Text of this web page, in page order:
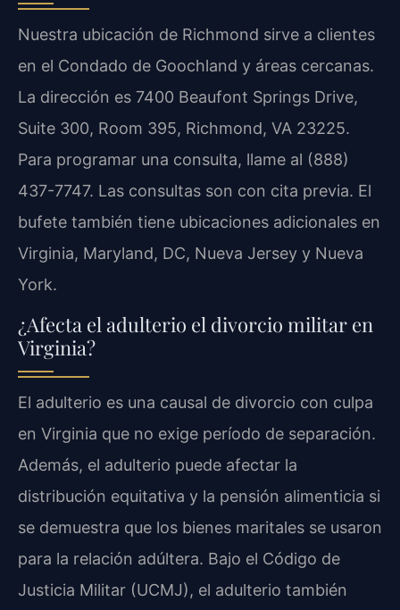
Nuestra ubicación de Richmond sirve a clientes
en el Condado de Goochland y áreas cercanas.
La dirección es 7400 Beaufont Springs Drive,
Suite 300, Room 395, Richmond, VA 23225.
Para programar una consulta, llame al (888)
437-7747. Las consultas son con cita previa. El
bufete también tiene ubicaciones adicionales en
Virginia, Maryland, DC, Nueva Jersey y Nueva
York.
¿Afecta el adulterio el divorcio militar en
Virginia?
El adulterio es una causal de divorcio con culpa
en Virginia que no exige período de separación.
Además, el adulterio puede afectar la
distribución equitativa y la pensión alimenticia si
se demuestra que los bienes maritales se usaron
para la relación adúltera. Bajo el Código de
Justicia Militar (UCMJ), el adulterio también